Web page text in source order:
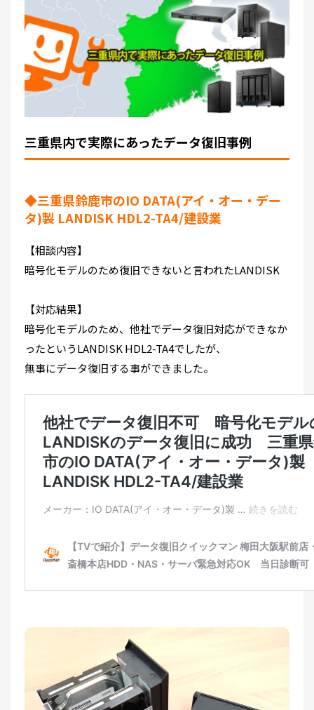
三重県内で実際にあったデータ復旧事例
◆三重県鈴鹿市のIO DATA(アイ・オー・デー
タ)製 LANDISK HDL2-TA4/建設業
【相談内容】
暗号化モデルのため復旧できないと言われたLANDISK
【対応結果】
暗号化モデルのため、他社でデータ復旧対応ができなか
ったというLANDISK HDL2-TA4でしたが、
無事にデータ復旧する事ができました。